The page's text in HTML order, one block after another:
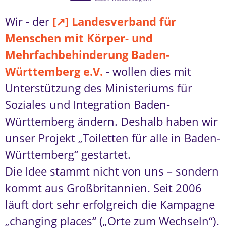
Wir - der [↗] Landesverband für
Menschen mit Körper- und
Mehrfachbehinderung Baden-
Württemberg e.V. - wollen dies mit
Unterstützung des Ministeriums für
Soziales und Integration Baden-
Württemberg ändern. Deshalb haben wir
unser Projekt „Toiletten für alle in Baden-
Württemberg“ gestartet.
Die Idee stammt nicht von uns – sondern
kommt aus Großbritannien. Seit 2006
läuft dort sehr erfolgreich die Kampagne
„changing places“ („Orte zum Wechseln“).